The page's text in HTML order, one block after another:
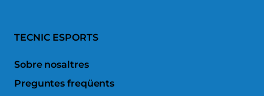
TECNIC ESPORTS
Sobre nosaltres
Preguntes freqüents